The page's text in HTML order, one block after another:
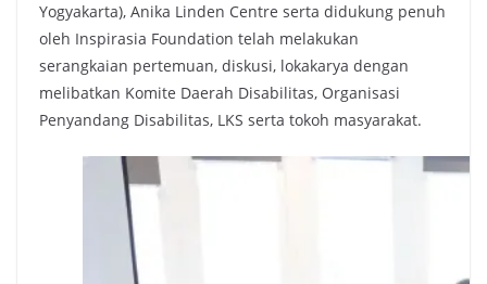
Yogyakarta), Anika Linden Centre serta didukung penuh
oleh Inspirasia Foundation telah melakukan
serangkaian pertemuan, diskusi, lokakarya dengan
melibatkan Komite Daerah Disabilitas, Organisasi
Penyandang Disabilitas, LKS serta tokoh masyarakat.